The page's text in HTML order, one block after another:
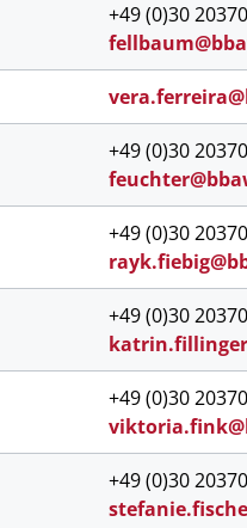
+49 (0)30
fel
ver
+49 (0)30
feuchter@bb
+49 (0)30
rayk.fiebig@b
+49 (0)30
katri
+49 (0)30
viktoria.fin
+49 (0)30
s